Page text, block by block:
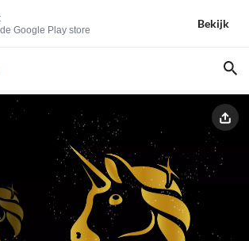
Google Play store
Bekijk